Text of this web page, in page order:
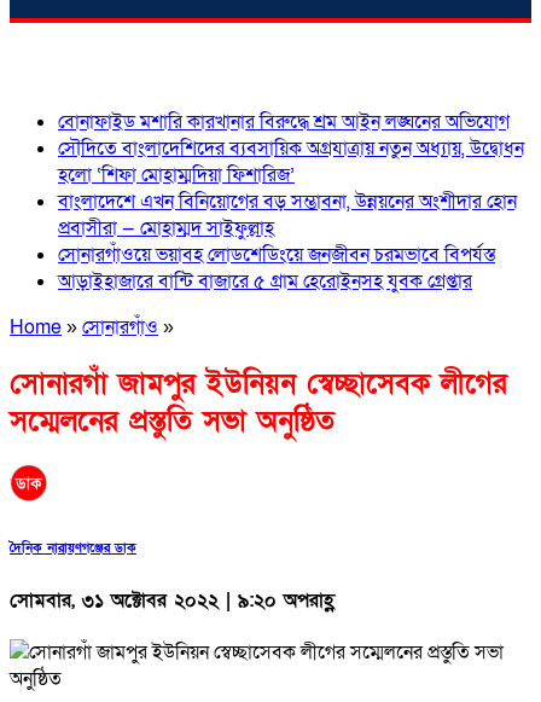
বোনাফাইড মশারি কারখানার বিরুদ্ধে শ্রম আইন লঙ্ঘনের অভিযোগ
সৌদিতে বাংলাদেশিদের ব্যবসায়িক অগ্রযাত্রায় নতুন অধ্যায়, উদ্বোধন
হলো ‘শিফা মোহাম্মদিয়া ফিশারিজ’
বাংলাদেশে এখন বিনিয়োগের বড় সম্ভাবনা, উন্নয়নের অংশীদার হোন
প্রবাসীরা — মোহাম্মদ সাইফুল্লাহ্
সোনারগাঁওয়ে ভয়াবহ লোডশেডিংয়ে জনজীবন চরমভাবে বিপর্যস্ত
আড়াইহাজারে বান্টি বাজারে ৫ গ্রাম হেরোইনসহ যুবক গ্রেপ্তার
Home»সোনারগাঁও »
সোনারগাঁ জামপুর ইউনিয়ন স্বেচ্ছাসেবক লীগের
সম্মেলনের প্রস্তুতি সভা অনুষ্ঠিত
দৈনিক নারায়ণগঞ্জের ডাক
সোমবার, ৩১ অক্টোবর ২০২২ | ৯:২০ অপরাহ্ণ